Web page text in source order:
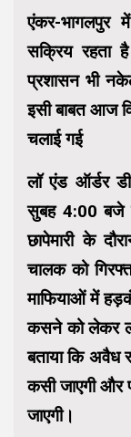
एंकर-भागलपुर
सक्रिय रहता
प्रशासन भी
इसी बाबत आज
चलाई गई
लॉ एंड ऑर्डर
सुबह 4:00 बजे
छापेमारी के
चालक को
माफियाओं में
कसने को लेकर
बताया कि अवैध
कसी जाएगी और
जाएगी।